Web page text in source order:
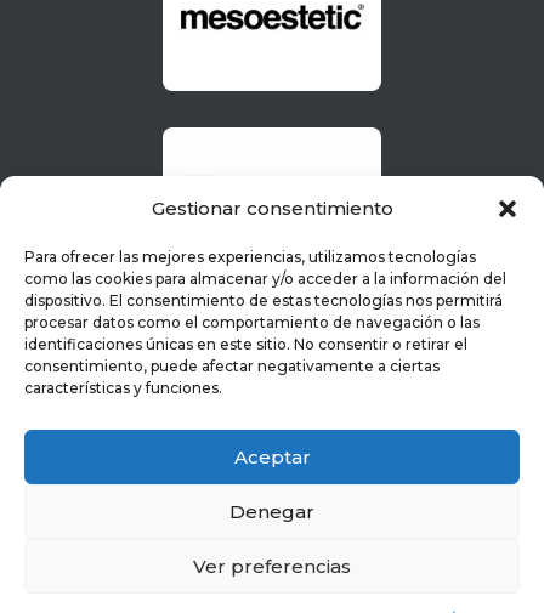
Gestionar consentimiento
Para ofrecer las mejores experiencias, utilizamos tecnologías
como las cookies para almacenar y/o acceder a la información del
dispositivo. El consentimiento de estas tecnologías nos permitirá
procesar datos como el comportamiento de navegación o las
identificaciones únicas en este sitio. No consentir o retirar el
consentimiento, puede afectar negativamente a ciertas
características y funciones.
Aceptar
Denegar
Ver preferencias